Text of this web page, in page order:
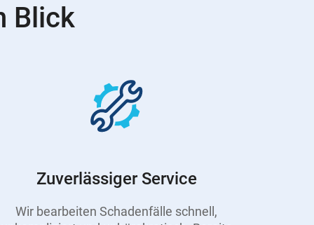
Blick
Zuverlässiger Service
Wir bearbeiten Schadenfälle schnell,